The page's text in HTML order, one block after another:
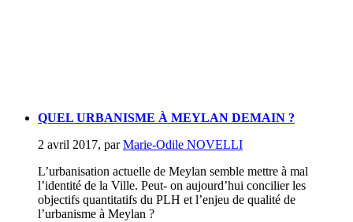
QUEL URBANISME À MEYLAN DEMAIN ?
2 avril 2017, parMarie-Odile NOVELLI
L’urbanisation actuelle de Meylan semble mettre à mal
l’identité de la Ville. Peut- on aujourd’hui concilier les
objectifs quantitatifs du PLH et l’enjeu de qualité de
l’urbanisme à Meylan ?